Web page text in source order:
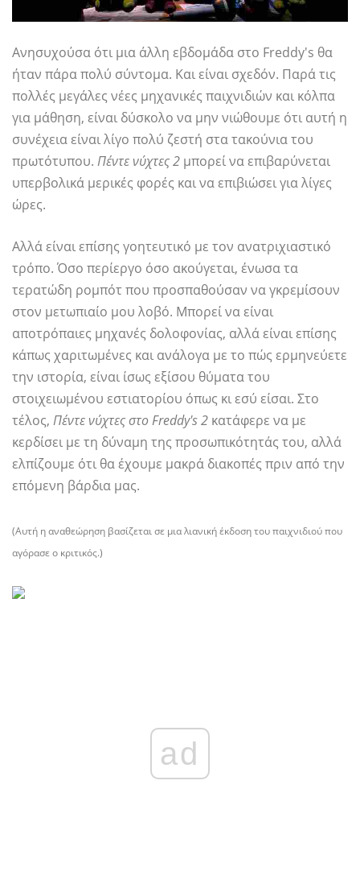
Ανησυχούσα ότι μια άλλη εβδομάδα στο Freddy's θα
ήταν πάρα πολύ σύντομα. Και είναι σχεδόν. Παρά τις
πολλές μεγάλες νέες μηχανικές παιχνιδιών και κόλπα
για μάθηση, είναι δύσκολο να μην νιώθουμε ότι αυτή η
συνέχεια είναι λίγο πολύ ζεστή στα τακούνια του
πρωτότυπου. Πέντε νύχτες 2 μπορεί να επιβαρύνεται
υπερβολικά μερικές φορές και να επιβιώσει για λίγες
ώρες.
Αλλά είναι επίσης γοητευτικό με τον ανατριχιαστικό
τρόπο. Όσο περίεργο όσο ακούγεται, ένωσα τα
τερατώδη ρομπότ που προσπαθούσαν να γκρεμίσουν
στον μετωπιαίο μου λοβό. Μπορεί να είναι
αποτρόπαιες μηχανές δολοφονίας, αλλά είναι επίσης
κάπως χαριτωμένες και ανάλογα με το πώς ερμηνεύετε
την ιστορία, είναι ίσως εξίσου θύματα του
στοιχειωμένου εστιατορίου όπως κι εσύ είσαι. Στο
τέλος, Πέντε νύχτες στο Freddy's 2 κατάφερε να με
κερδίσει με τη δύναμη της προσωπικότητάς του, αλλά
ελπίζουμε ότι θα έχουμε μακρά διακοπές πριν από την
επόμενη βάρδια μας.
(Αυτή η αναθεώρηση βασίζεται σε μια λιανική έκδοση του παιχνιδιού που
αγόρασε ο κριτικός.)
ad